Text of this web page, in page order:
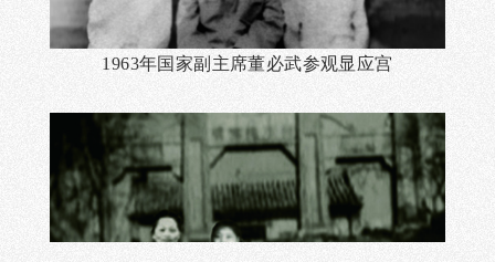
1963年国家副主席董必武参观显应宫